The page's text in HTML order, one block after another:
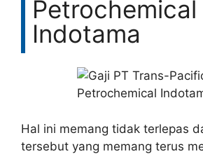
Petrochemical
Indotama
Hal ini memang tidak terlepas
tersebut yang memang terus